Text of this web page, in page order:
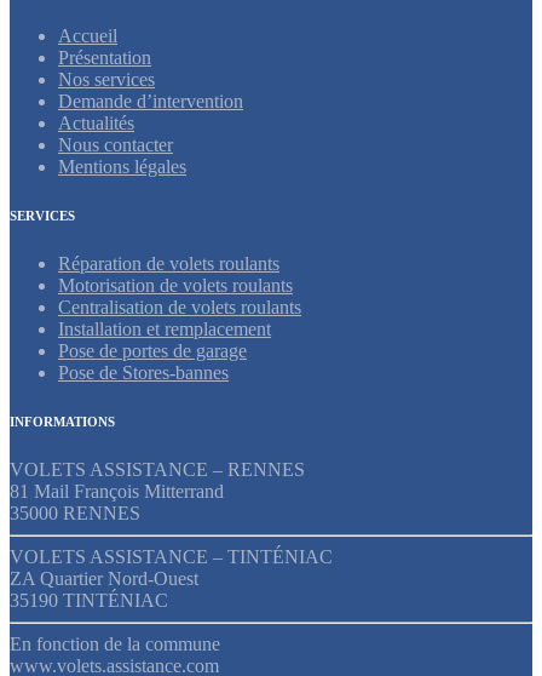
Accueil
Présentation
Nos services
Demande d’intervention
Actualités
Nous contacter
Mentions légales
SERVICES
Réparation de volets roulants
Motorisation de volets roulants
Centralisation de volets roulants
Installation et remplacement
Pose de portes de garage
Pose de Stores-bannes
INFORMATIONS
VOLETS ASSISTANCE – RENNES
81 Mail François Mitterrand
35000 RENNES
VOLETS ASSISTANCE – TINTÉNIAC
ZA Quartier Nord-Ouest
35190 TINTÉNIAC
En fonction de la commune
www.volets.assistance.com